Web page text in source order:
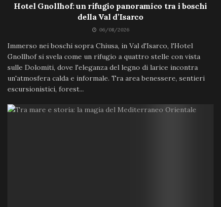
Hotel Gnollhof: un rifugio panoramico tra i boschi
della Val d’Isarco
06/08/2026
Immerso nei boschi sopra Chiusa, in Val d'Isarco, l'Hotel
Gnollhof si svela come un rifugio a quattro stelle con vista
sulle Dolomiti, dove l'eleganza del legno di larice incontra
un'atmosfera calda e informale. Tra area benessere, sentieri
escursionistici, forest...